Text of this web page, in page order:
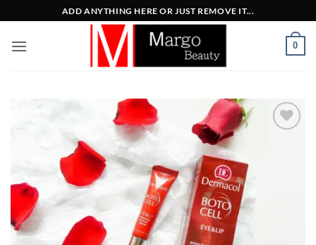
στο
περιεχόμενο
ADD ANYTHING HERE OR JUST REMOVE IT...
0